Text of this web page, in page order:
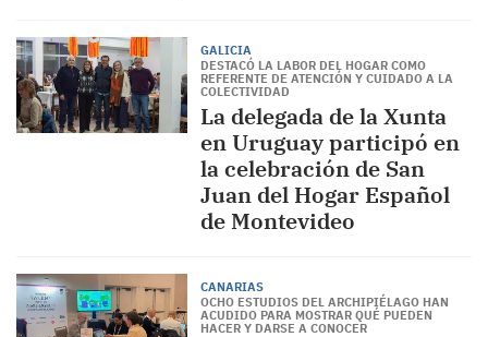
GALICIA
DESTACÓ LA LABOR DEL HOGAR COMO
REFERENTE DE ATENCIÓN Y CUIDADO A LA
COLECTIVIDAD
La delegada de la Xunta
en Uruguay participó en
la celebración de San
Juan del Hogar Español
de Montevideo
CANARIAS
OCHO ESTUDIOS DEL ARCHIPIÉLAGO HAN
ACUDIDO PARA MOSTRAR QUÉ PUEDEN
HACER Y DARSE A CONOCER